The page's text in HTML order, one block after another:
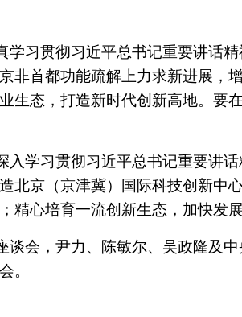
学习贯彻习近平总书记重要讲话
非首都功能疏解上力求新进展，
生态，打造新时代创新高地。要
入学习贯彻习近平总书记重要讲
北京（京津冀）国际科技创新
精心培育一流创新生态，加快发
谈会，尹力、陈敏尔、吴政隆及
。